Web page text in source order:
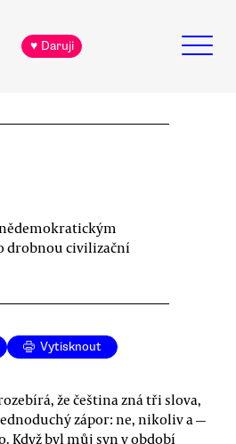
♥ Daruji
drobnou civilizační
Vytisknout
že čeština zná tři slova,
zápor: ne, nikoliv a —
Když byl můj syn v období